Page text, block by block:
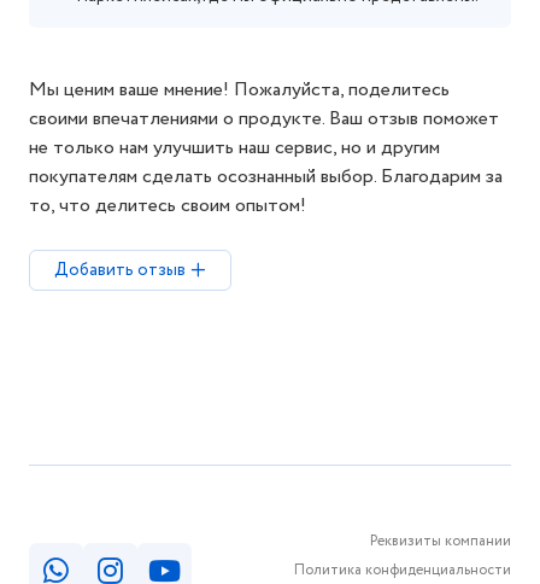
Мы ценим ваше мнение! Пожалуйста, поделитесь
своими впечатлениями о продукте. Ваш отзыв поможет
не только нам улучшить наш сервис, но и другим
покупателям сделать осознанный выбор. Благодарим за
то, что делитесь своим опытом!
Добавить отзыв
Реквизиты компании
Политика конфиденциальности